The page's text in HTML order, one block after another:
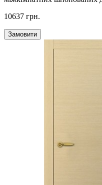
10637 грн.
Замовити